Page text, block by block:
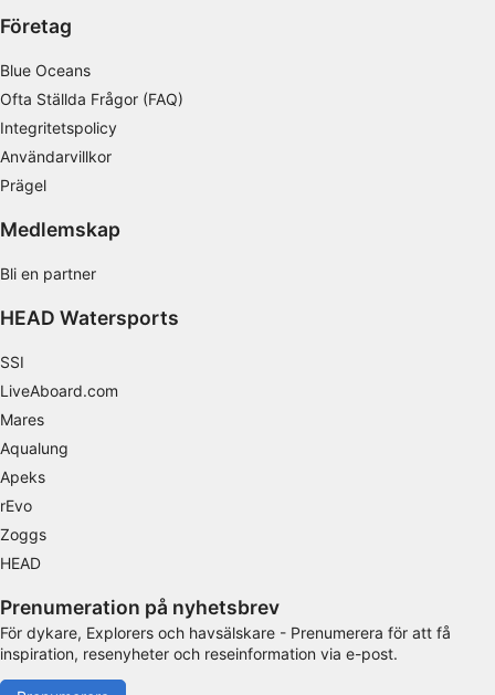
Företag
Blue Oceans
Ofta Ställda Frågor (FAQ)
Integritetspolicy
Användarvillkor
Prägel
Medlemskap
Bli en partner
HEAD Watersports
SSI
LiveAboard.com
Mares
Aqualung
Apeks
rEvo
Zoggs
HEAD
Prenumeration på nyhetsbrev
För dykare, Explorers och havsälskare - Prenumerera för att få
inspiration, resenyheter och reseinformation via e-post.
Använda profiler för att välja personaliserad
Mäta reklamprestanda
Förstå målgrupper genom statistik eller
innehåll
IAB Special Features:
Använda exakta uppgifter om geografisk
Identifiera enheter baserat på information
som aktivt begärs
Behandlingsändamål som inte rör IAB:
Nödvändig
Funktionell
Reklam / marknadsföring